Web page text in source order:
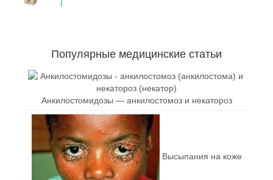
Популярные медицинские статьи
Анкилостомидозы — анкилостомоз и некатороз
Высыпания на коже